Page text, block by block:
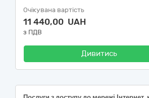
Очікувана вартість
11 440,00 UAH
з ПДВ
Дивитись